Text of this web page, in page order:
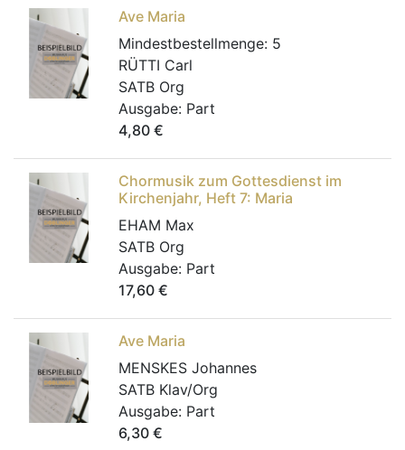
Ave Maria
Mindestbestellmenge: 5
RÜTTI Carl
SATB Org
Ausgabe: Part
4,80 €
Chormusik zum Gottesdienst im
Kirchenjahr, Heft 7: Maria
EHAM Max
SATB Org
Ausgabe: Part
17,60 €
Ave Maria
MENSKES Johannes
SATB Klav/Org
Ausgabe: Part
6,30 €